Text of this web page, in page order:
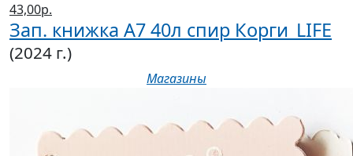
43,00р.
Зап. книжка А7 40л спир Корги_LIFE
(2024 г.)
Магазины